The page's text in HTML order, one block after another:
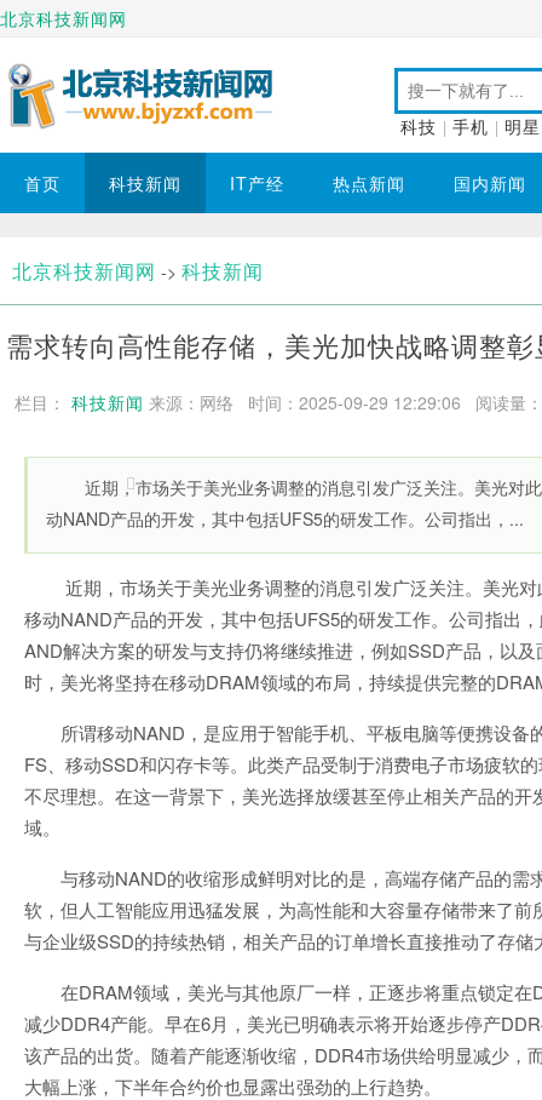
北京科技新闻网
科技 手机 明星
首页 科技新闻 IT产经 热点新闻 国内新闻
北京科技新闻网 -> 科技新闻
需求转向高性能存储，美光加快战略调整
栏目： 科技新闻 来源：网络 时间：2025-09-29 12:29:06 阅读量
近期，市场关于美光业务调整的消息引发广泛关注。美光对
动NAND产品的开发，其中包括UFS5的研发工作。公司指出，...
近期，市场关于美光业务调整的消息引发广泛关注。美光
移动NAND产品的开发，其中包括UFS5的研发工作。公司指出
AND解决方案的研发与支持仍将继续推进，例如SSD产品，以
时，美光将坚持在移动DRAM领域的布局，持续提供完整的
所谓移动NAND，是应用于智能手机、平板电脑等便携设
FS、移动SSD和闪存卡等。此类产品受制于消费电子市场疲软
不尽理想。在这一背景下，美光选择放缓甚至停止相关产品的
域。
与移动NAND的收缩形成鲜明对比的是，高端存储产品的需
软，但人工智能应用迅猛发展，为高性能和大容量存储带来了
与企业级SSD的持续热销，相关产品的订单增长直接推动了存
在DRAM领域，美光与其他原厂一样，正逐步将重点锁定
减少DDR4产能。早在6月，美光已明确表示将开始逐步停产
该产品的出货。随着产能逐渐收缩，DDR4市场供给明显减少，
大幅上涨，下半年合约价也显露出强劲的上行趋势。